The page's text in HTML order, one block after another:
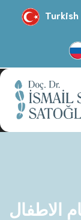
Turkish
الاطفال